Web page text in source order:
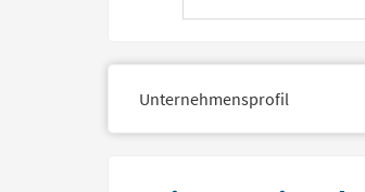
Unternehmensprofil